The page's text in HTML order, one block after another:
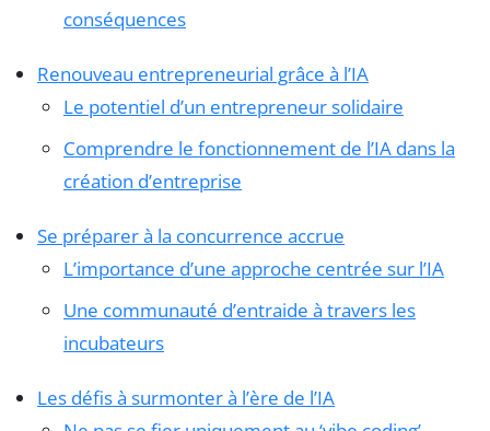
conséquences
Renouveau entrepreneurial grâce à l’IA
Le potentiel d’un entrepreneur solidaire
Comprendre le fonctionnement de l’IA dans la
création d’entreprise
Se préparer à la concurrence accrue
L’importance d’une approche centrée sur l’IA
Une communauté d’entraide à travers les
incubateurs
Les défis à surmonter à l’ère de l’IA